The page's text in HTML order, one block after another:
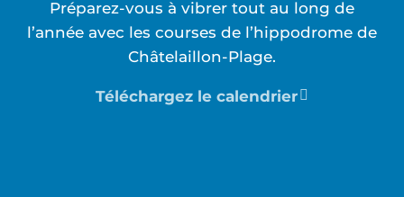
Préparez-vous à vibrer tout au long de
l’année avec les courses de l’hippodrome de
Châtelaillon-Plage.
Téléchargez le calendrier